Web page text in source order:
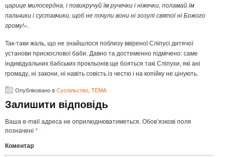
царице милосердна, і повикручуй їм ручечки і ніжечки, поламай їм
пальчики і суставчики, щоб не почули вони ні зозулі святої ні Божого
грому!».
Так-таки жаль, що не знайшлося поблизу ввіреної Сліпусі дитячої
установи прискослової баби. Давно та достеменно підмічено: саме
індивідуальних бабських прокльонів ще бояться такі Сліпухи, які ані
громаду, ні закони, ні навіть совість із честю і на копійку не цінують.
Опубліковано вСуспільство, ТЕМА
Залишити відповідь
Ваша e-mail адреса не оприлюднюватиметься. Обов’язкові поля
позначені *
Коментар